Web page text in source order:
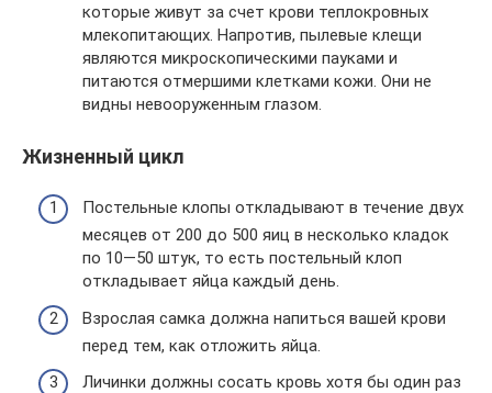
которые живут за счет крови теплокровных
млекопитающих. Напротив, пылевые клещи
являются микроскопическими пауками и
питаются отмершими клетками кожи. Они не
видны невооруженным глазом.
Жизненный цикл
Постельные клопы откладывают в течение двух
месяцев от 200 до 500 яиц в несколько кладок
по 10—50 штук, то есть постельный клоп
откладывает яйца каждый день.
Взрослая самка должна напиться вашей крови
перед тем, как отложить яйца.
Личинки должны сосать кровь хотя бы один раз